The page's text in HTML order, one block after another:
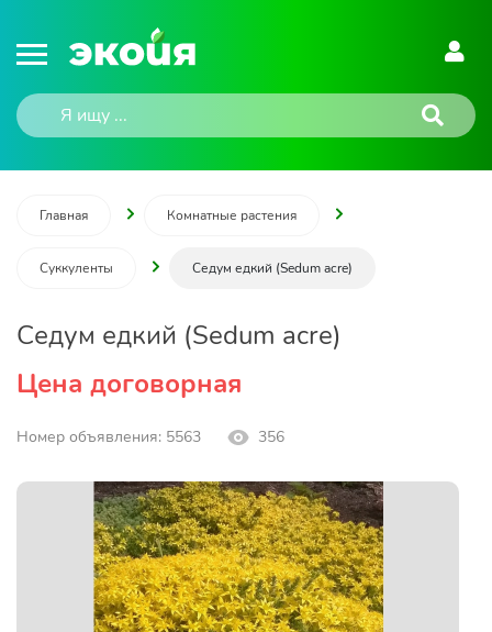
Главная Комнатные растения
Суккуленты Седум едкий (Sedum acre)
Седум едкий (Sedum acre)
Цена договорная
Номер объявления: 5563 356